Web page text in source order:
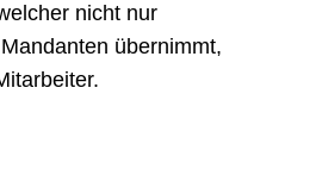
nicht nur
übernimmt,